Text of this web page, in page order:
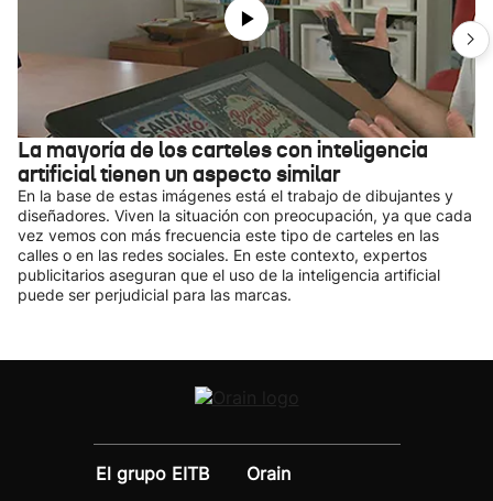
La mayoría de los carteles con inteligencia
artificial tienen un aspecto similar
En la base de estas imágenes está el trabajo de dibujantes y
diseñadores. Viven la situación con preocupación, ya que cada
vez vemos con más frecuencia este tipo de carteles en las
calles o en las redes sociales. En este contexto, expertos
publicitarios aseguran que el uso de la inteligencia artificial
puede ser perjudicial para las marcas.
El grupo EITB
Orain